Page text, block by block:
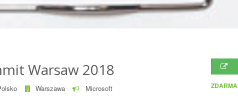
Warsaw 2018
Warszawa Microsoft ZDARMA